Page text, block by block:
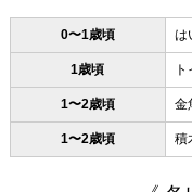
0〜1歳頃 は
1歳頃
1〜2歳頃 金
1〜2歳頃 積